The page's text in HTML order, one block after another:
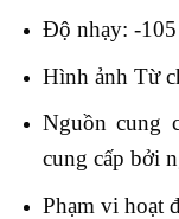
Độ nhạy: -
Hình ảnh Từ
Nguồn cung
cung cấp bởi
Phạm vi hoạt